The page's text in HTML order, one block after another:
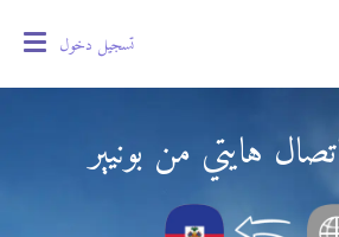
تسجيل دخول
هايتي من بونيير